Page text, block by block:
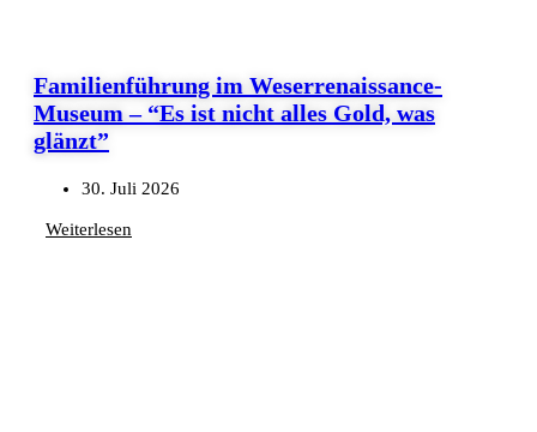
Familienführung im Weserrenaissance-
Museum – “Es ist nicht alles Gold, was
glänzt”
30. Juli 2026
Weiterlesen